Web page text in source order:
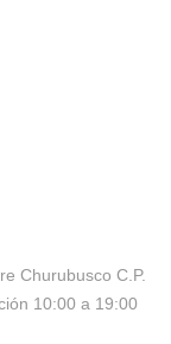
Churubusco C.P.
10:00 a 19:00